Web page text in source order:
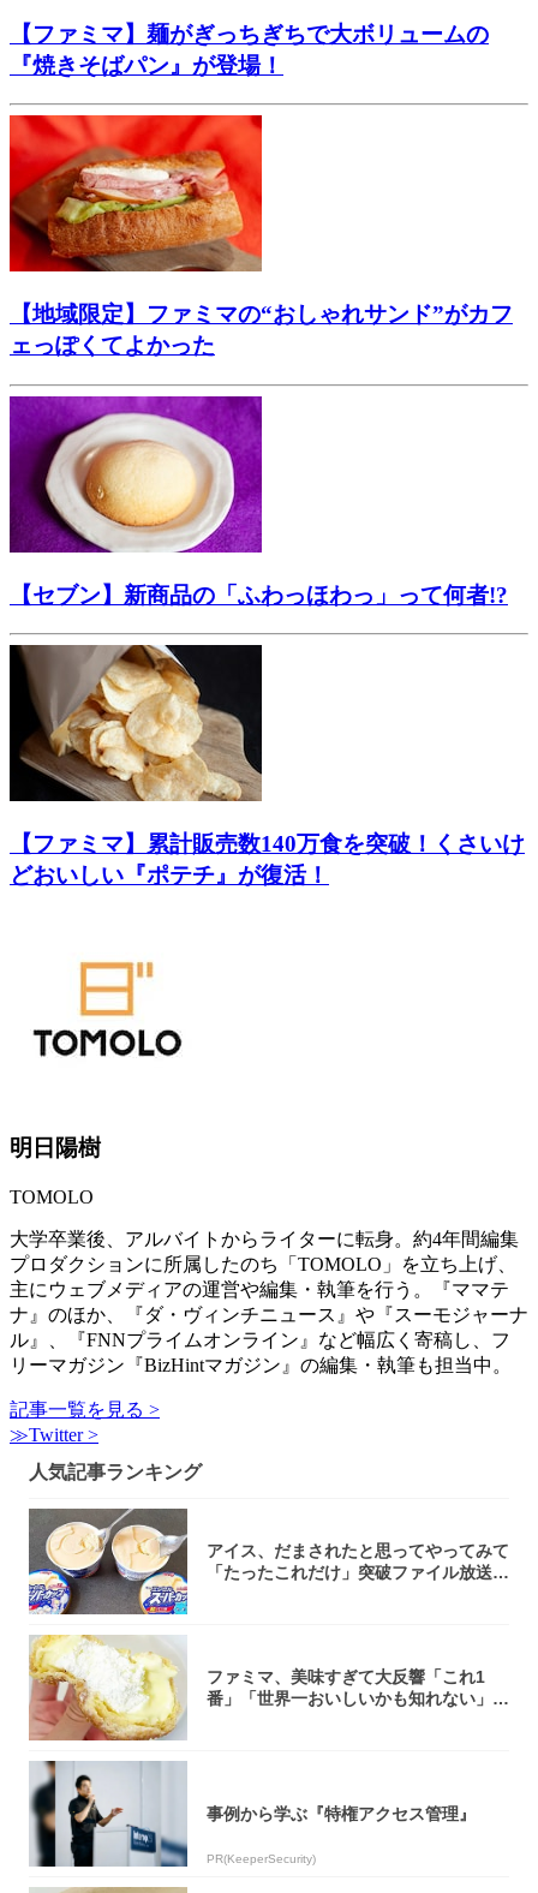
【ファミマ】麺がぎっちぎちで大ボリュームの
『焼きそばパン』が登場！
【地域限定】ファミマの“おしゃれサンド”がカフ
ェっぽくてよかった
【セブン】新商品の「ふわっほわっ」って何者!?
【ファミマ】累計販売数140万食を突破！くさいけ
どおいしい『ポテチ』が復活！
明日陽樹
TOMOLO
大学卒業後、アルバイトからライターに転身。約4年間編集
プロダクションに所属したのち「TOMOLO」を立ち上げ、
主にウェブメディアの運営や編集・執筆を行う。『ママテ
ナ』のほか、『ダ・ヴィンチニュース』や『スーモジャーナ
ル』、『FNNプライムオンライン』など幅広く寄稿し、フ
リーマガジン『BizHintマガジン』の編集・執筆も担当中。
記事一覧を見る >
≫Twitter >
人気記事ランキング
アイス、だまされたと思ってやってみて
「たったこれだけ」突破ファイル放送で
ファミマ、美味すぎて大反響「これ1
番」「世界一おいしいかも知れない」
事例から学ぶ『特権アクセス管理』
PR(KeeperSecurity)